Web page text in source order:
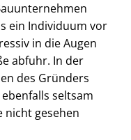
ein Individuum vor
in die Augen
abfuhr. In der
des Gründers
seltsam
nicht gesehen